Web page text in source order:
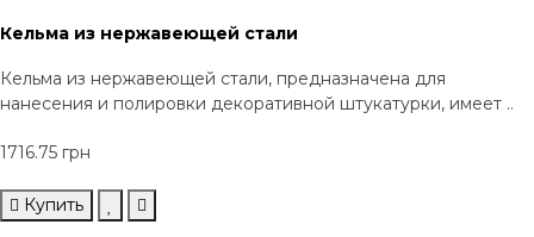
Кельма из нержавеющей стали
Кельма из нержавеющей стали, предназначена для
нанесения и полировки декоративной штукатурки, имеет ..
1716.75 грн
Купить